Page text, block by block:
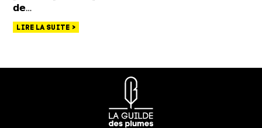
𝗱𝗲…
LIRE LA SUITE